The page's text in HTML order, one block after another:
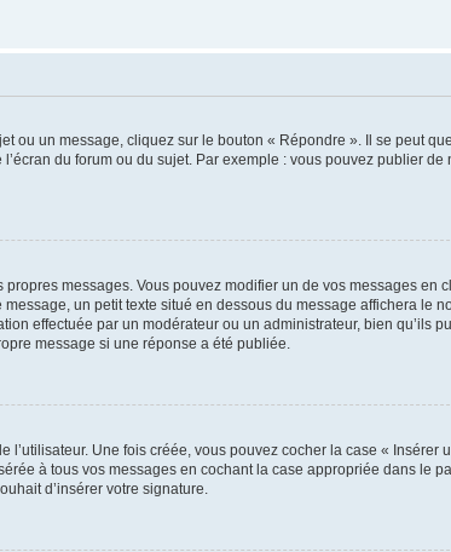
ou un message, cliquez sur le bouton « Répondre ». Il se peut
du forum ou du sujet. Par exemple : vous pouvez publier de
messages. Vous pouvez modifier un de vos messages en
un petit texte situé en dessous du message affichera le
effectuée par un modérateur ou un administrateur, bien qu’ils
message si une réponse a été publiée.
Une fois créée, vous pouvez cocher la case « Insérer
à tous vos messages en cochant la case appropriée dans le
d’insérer votre signature.